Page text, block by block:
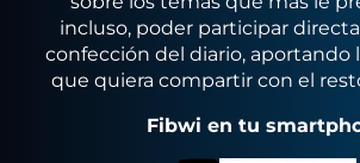
incluso, poder participar
confección del diario, aportando
que quiera compartir con el
Fibwi en tu